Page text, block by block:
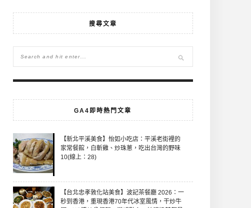
搜尋文章
GA4即時熱門文章
【新北平溪美食】怡如小吃店：平溪老街裡的
家常餐館，白斬雞、炒珠蔥，吃出台灣的野味
10(線上：28)
【台北忠孝敦化站美食】波記茶餐廳 2026：一
秒到香港，重現香港70年代冰室風情，干炒牛